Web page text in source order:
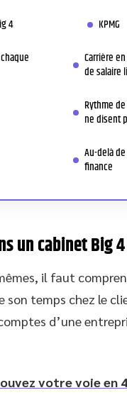
4 KPMG
Carrière
de salaire
Rythme
ne disent
Au-delà
finance
un cabinet Big 4
il faut
temps chez le
d’une
votre voie en